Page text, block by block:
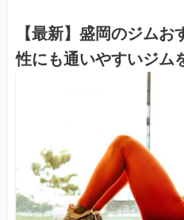
【最新】盛岡のジム
性にも通いやすいジム